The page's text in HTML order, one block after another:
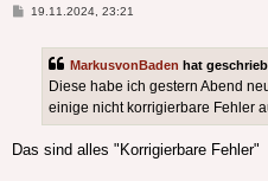
Beitrag
19.11.2024, 23:21
MarkusvonBaden hat
Diese habe ich gestern Abend
einige nicht korrigierbare Fehler
Das sind alles "Korrigierbare Fehler"